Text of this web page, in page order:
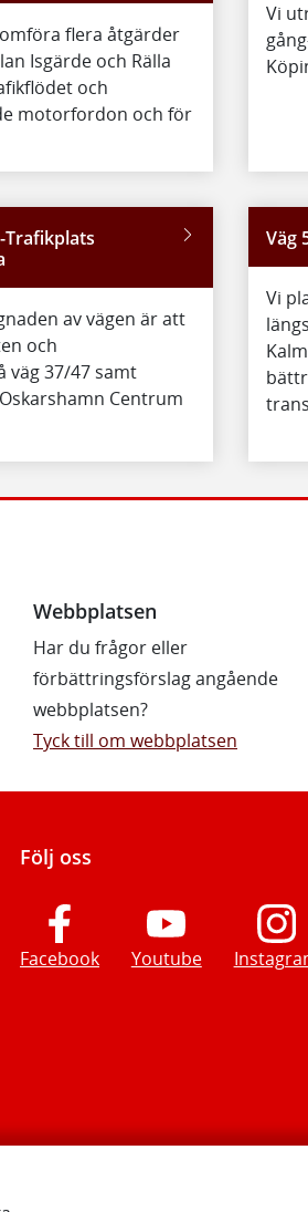
flera åtgärder
Isgärde och Rälla
och
motorfordon och för
Vi
Trafikplats
av vägen är att
och
väg 37/47 samt
Centrum
Väg
Vi
Webbplatsen
Har du frågor eller
förbättringsförslag angående
webbplatsen?
Tyck till om webbplatsen
Följ oss
Facebook Youtube